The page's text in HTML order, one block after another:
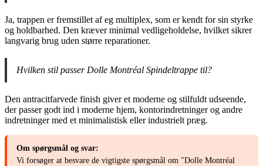
Ja, trappen er fremstillet af eg multiplex, som er kendt for sin styrke
og holdbarhed. Den kræver minimal vedligeholdelse, hvilket sikrer
langvarig brug uden større reparationer.
Hvilken stil passer Dolle Montréal Spindeltrappe til?
Den antracitfarvede finish giver et moderne og stilfuldt udseende,
der passer godt ind i moderne hjem, kontorindretninger og andre
indretninger med et minimalistisk eller industrielt præg.
Om spørgsmål og svar:
Vi forsøger at besvare de vigtigste spørgsmål om "Dolle Montréal